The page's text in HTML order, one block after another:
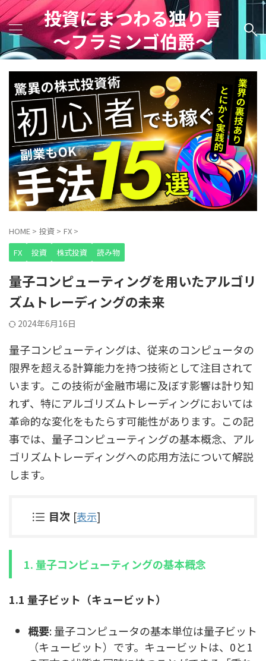
投資にまつわる独り言
～フラミンゴ伯爵～
HOME > 投資 > FX >
FX
投資 株式投資 読み物
量子コンピューティングを用いたアルゴリ
ズムトレーディングの未来
2024年6月16日
量子コンピューティングは、従来のコンピュータの
限界を超える計算能力を持つ技術として注目されて
います。この技術が金融市場に及ぼす影響は計り知
れず、特にアルゴリズムトレーディングにおいては
革命的な変化をもたらす可能性があります。この記
事では、量子コンピューティングの基本概念、アル
ゴリズムトレーディングへの応用方法について解説
します。
目次 [表示]
1. 量子コンピューティングの基本概念
1.1 量子ビット（キュービット）
概要: 量子コンピュータの基本単位は量子ビット
（キュービット）です。キュービットは、0と1